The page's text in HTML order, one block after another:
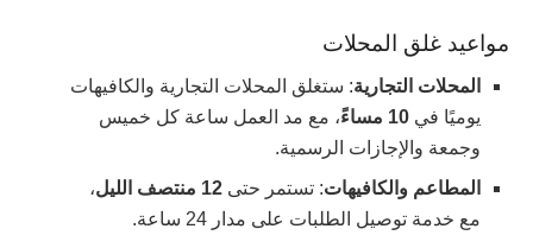
مواعيد غلق المحلات
المحلات التجارية: ستغلق المحلات التجارية والكافيهات
يوميًا في 10 مساءً
، مع مد العمل ساعة كل خميس
وجمعة والإجازات الرسمية.
المطاعم والكافيهات: تستمر حتى 12 منتصف الليل
،
مع خدمة توصيل الطلبات على مدار 24 ساعة.